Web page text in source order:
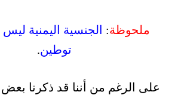
ملحوظة: الجنسية اليمنية ليس
توطين.
على الرغم من أننا قد ذكرنا